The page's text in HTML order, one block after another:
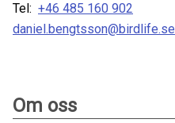
Tel: +46 485 160 902
daniel.bengtsson@birdlife.se
Om oss